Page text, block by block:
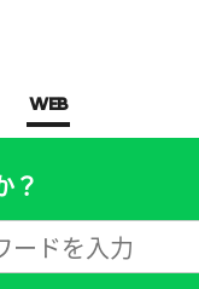
WEB
？